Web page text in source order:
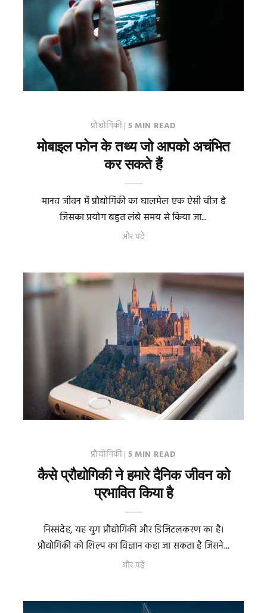
प्रौद्योगिकी| 5 MIN READ
मोबाइल फोन के तथ्य जो आपको अचंभित
कर सकते हैं
मानव जीवन में प्रौद्योगिकी का घालमेल एक ऐसी चीज है
जिसका प्रयोग बहुत लंबे समय से किया जा...
और पढ़ें
प्रौद्योगिकी| 5 MIN READ
कैसे प्रौद्योगिकी ने हमारे दैनिक जीवन को
प्रभावित किया है
निस्संदेह, यह युग प्रौद्योगिकी और डिजिटलकरण का है।
प्रौद्योगिकी को शिल्प का विज्ञान कहा जा सकता है जिसने...
और पढ़ें